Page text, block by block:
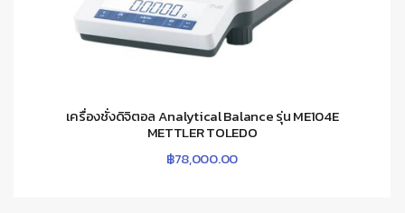
เครื่องชั่งดิจิตอล Analytical Balance รุ่น ME104E
METTLER TOLEDO
฿78,000.00